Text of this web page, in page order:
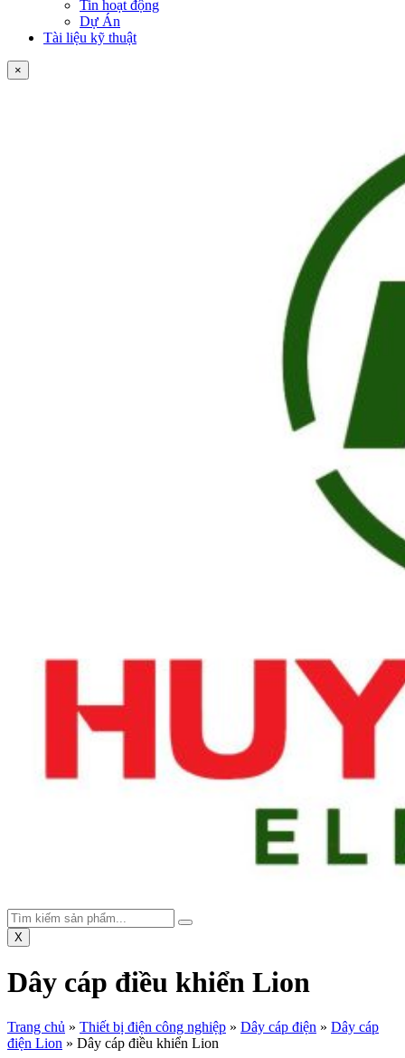
Tin hoạt động
Dự Án
Tài liệu kỹ thuật
×
X
Dây cáp điều khiển Lion
Trang chủ » Thiết bị điện công nghiệp » Dây cáp điện » Dây cáp
điện Lion » Dây cáp điều khiển Lion